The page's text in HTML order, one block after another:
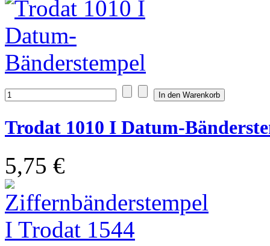
Trodat 1010 I Datum-
5,75 €